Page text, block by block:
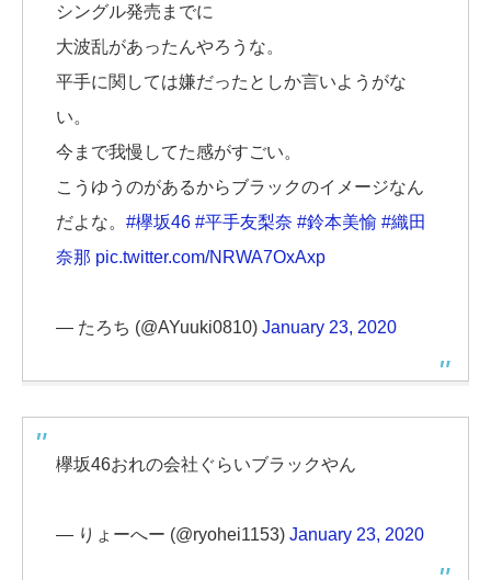
シングル発売までに
大波乱があったんやろうな。
平手に関しては嫌だったとしか言いようがな
い。
今まで我慢してた感がすごい。
こうゆうのがあるからブラックのイメージなん
だよな。 #欅坂46 #平手友梨奈 #鈴本美愉 #織田
奈那 pic.twitter.com/NRWA7OxAxp
— たろち (@AYuuki0810) January 23, 2020
欅坂46おれの会社ぐらいブラックやん
— りょーへー (@ryohei1153) January 23, 2020